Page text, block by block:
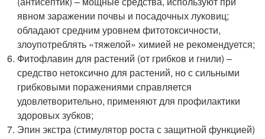
явном заражении почвы и посадочных луковиц;
обладают средним уровнем фитотоксичности,
злоупотреблять «тяжелой» химией не рекомендуется;
Фитофлавин для растений (от грибков и гнили) –
средство нетоксично для растений, но с сильными
грибковыми поражениями справляется
удовлетворительно, применяют для профилактики
здоровых зубков;
Эпин экстра (стимулятор роста с защитной функцией)